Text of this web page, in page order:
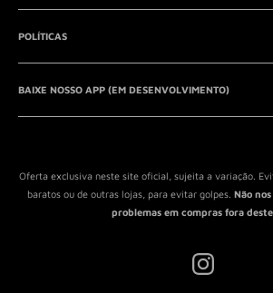
Telefone:41 8761-7286
Início
Catálogo
Entrar em contato
QUEM SOMOS?
POLÍTICAS
Aviso Legal
Política de Privacidade
Política de Reembolso
Termos de Serviço
BAIXE NOSSO APP (EM DESENVOLVIMENTO)
Oferta exclusiva neste site oficial, sujeita a variação.
baratos ou de outras lojas, para evitar golpes. Não
problemas em compras fora